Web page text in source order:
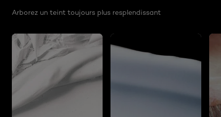
Arborez un teint toujours plus resplendissant